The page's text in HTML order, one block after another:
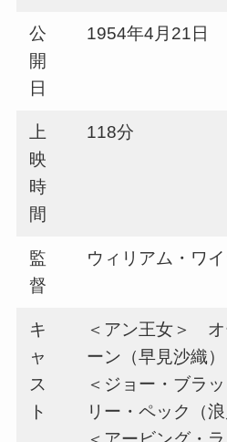
公
開
日
1954年4月21日
上
映
時
間
118分
監
督
ウィリアム・ワ
キ
ャ
ス
ト
＜アン王女＞
ーン（早見沙織）
＜ジョー・ブラ
リー・ペック（浪